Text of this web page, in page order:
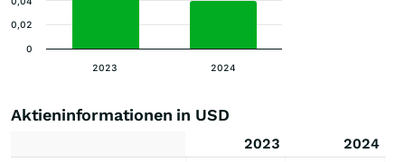
2023 2024
0
0,02
Aktieninformationen in USD
2023
2024